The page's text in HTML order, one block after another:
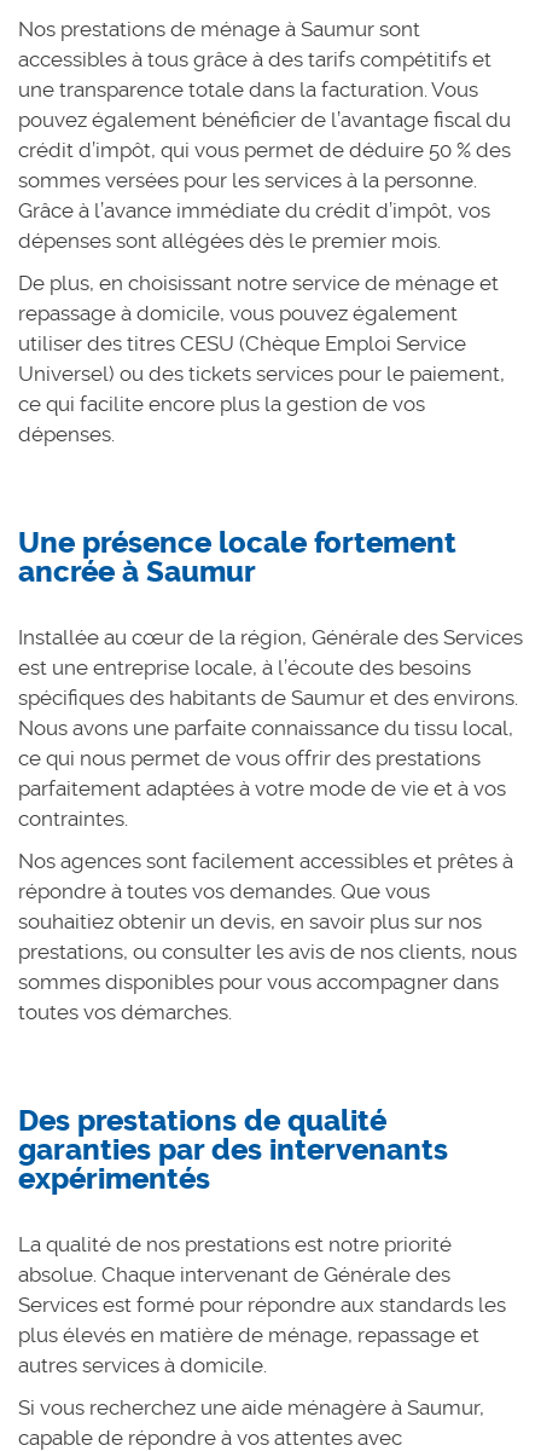
Nos prestations de ménage à Saumur sont
accessibles à tous grâce à des tarifs compétitifs et
une transparence totale dans la facturation. Vous
pouvez également bénéficier de l’avantage fiscal du
crédit d’impôt, qui vous permet de déduire 50 % des
sommes versées pour les services à la personne.
Grâce à l’avance immédiate du crédit d’impôt, vos
dépenses sont allégées dès le premier mois.
De plus, en choisissant notre service de ménage et
repassage à domicile, vous pouvez également
utiliser des titres CESU (Chèque Emploi Service
Universel) ou des tickets services pour le paiement,
ce qui facilite encore plus la gestion de vos
dépenses.
Une présence locale fortement
ancrée à Saumur
Installée au cœur de la région, Générale des Services
est une entreprise locale, à l’écoute des besoins
spécifiques des habitants de Saumur et des environs.
Nous avons une parfaite connaissance du tissu local,
ce qui nous permet de vous offrir des prestations
parfaitement adaptées à votre mode de vie et à vos
contraintes.
Nos agences sont facilement accessibles et prêtes à
répondre à toutes vos demandes. Que vous
souhaitiez obtenir un devis, en savoir plus sur nos
prestations, ou consulter les avis de nos clients, nous
sommes disponibles pour vous accompagner dans
toutes vos démarches.
Des prestations de qualité
garanties par des intervenants
expérimentés
La qualité de nos prestations est notre priorité
absolue. Chaque intervenant de Générale des
Services est formé pour répondre aux standards les
plus élevés en matière de ménage, repassage et
autres services à domicile.
Si vous recherchez une aide ménagère à Saumur,
capable de répondre à vos attentes avec